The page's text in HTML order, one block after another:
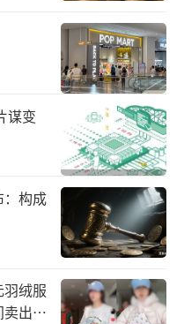
秘书长陈龙则为会
，启迪会员深入思
中，保持定力、坚
并领跑下一周期的关
长汪俊林所言，变
“弱者往往寄希望于
不要像悲观者一样
乐观者一样勇毅前
谋变
：构成
绒服
出超